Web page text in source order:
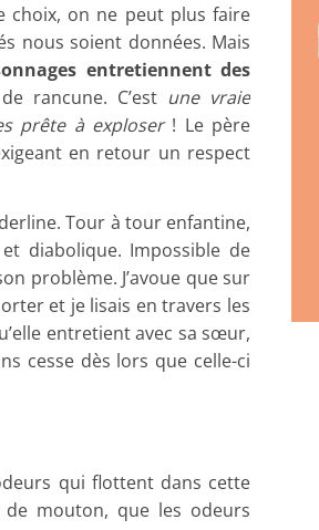
choix, on ne peut plus faire
nous soient données. Mais
entretiennent des
rancune. C’est une vraie
prête à exploser! Le père
en retour un respect
Tour à tour enfantine,
diabolique. Impossible de
problème. J’avoue que sur
et je lisais en travers les
entretient avec sa sœur,
cesse dès lors que celle-ci
qui flottent dans cette
mouton, que les odeurs